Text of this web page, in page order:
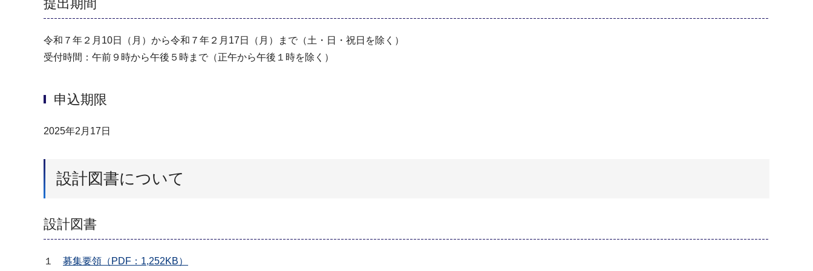
提出期間
令和７年２月10日（月）から令和７年２月17日（月）まで（土・日・祝日を除く）
受付時間：午前９時から午後５時まで（正午から午後１時を除く）
申込期限
2025年2月17日
設計図書について
設計図書
１ 募集要領（PDF：1,252KB）